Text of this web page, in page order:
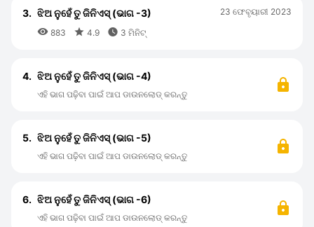
3. ଝିଅ ନୁହେଁ ତୁ ଜିନିଏସ୍ (ଭାଗ -3)
 883  4.9  3 ମିନିଟ୍
23 ଫେବୃୟାରୀ 2023
4. ଝିଅ ନୁହେଁ ତୁ ଜିନିଏସ୍ (ଭାଗ -4)
ଏହି ଭାଗ ପଢ଼ିବା ପାଇଁ ଆପ ଡାଉନଲୋଡ୍ କରନ୍ତୁ
5. ଝିଅ ନୁହେଁ ତୁ ଜିନିଏସ୍ (ଭାଗ -5)
ଏହି ଭାଗ ପଢ଼ିବା ପାଇଁ ଆପ ଡାଉନଲୋଡ୍ କରନ୍ତୁ
6. ଝିଅ ନୁହେଁ ତୁ ଜିନିଏସ୍ (ଭାଗ -6)
ଏହି ଭାଗ ପଢ଼ିବା ପାଇଁ ଆପ ଡାଉନଲୋଡ୍ କରନ୍ତୁ